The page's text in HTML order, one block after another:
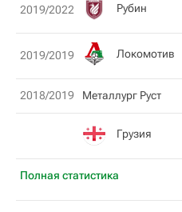
Полная статистика
2019/2022 Рубин
2019/2019 Локомотив
2018/2019 Металлург Руст
Грузия